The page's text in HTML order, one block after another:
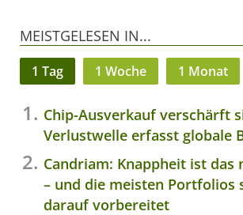
MEISTGELESEN IN...
1 Tag 1 Woche 1 Monat
Chip-Ausverkauf verschärft
Verlustwelle erfasst globale
Candriam: Knappheit ist das
– und die meisten Portfolios
darauf vorbereitet